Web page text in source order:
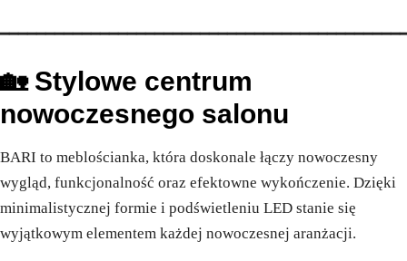
🏡 Stylowe centrum
nowoczesnego salonu
BARI to meblościanka, która doskonale łączy nowoczesny
wygląd, funkcjonalność oraz efektowne wykończenie. Dzięki
minimalistycznej formie i podświetleniu LED stanie się
wyjątkowym elementem każdej nowoczesnej aranżacji.